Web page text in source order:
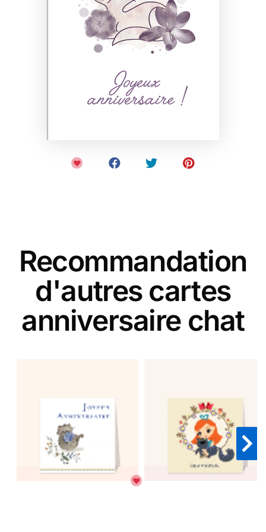
Recommandation
d'autres cartes
anniversaire chat